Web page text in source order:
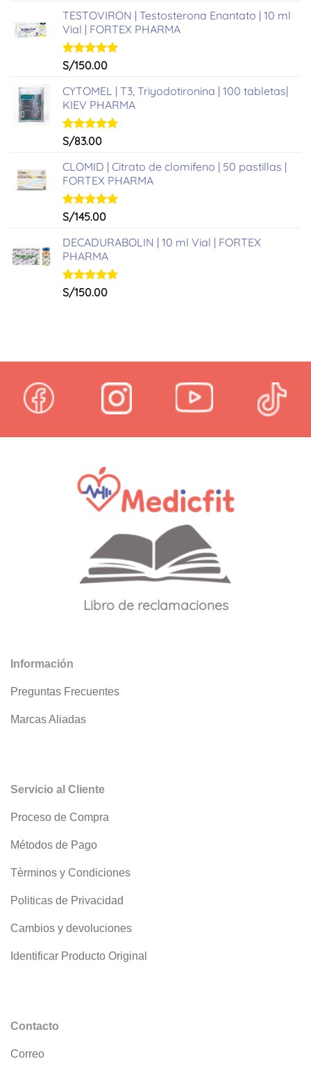
de 5
TESTOVIRON | Testosterona Enantato | 10 ml
Vial | FORTEX PHARMA
Valorado
de 5
S/150.00
CYTOMEL | T3, Triyodotironina | 100 tabletas|
KIEV PHARMA
Valorado
de 5
S/83.00
CLOMID | Citrato de clomifeno | 50 pastillas |
FORTEX PHARMA
Valorado
de 5
S/145.00
DECADURABOLIN | 10 ml Vial | FORTEX
PHARMA
Valorado
S/150.00
Libro de reclamaciones
Información
Preguntas Frecuentes
Marcas Aliadas
Servicio al Cliente
Proceso de Compra
Métodos de Pago
Tèrminos y Condiciones
Politicas de Privacidad
Cambios y devoluciones
Identificar Producto Original
Contacto
Correo